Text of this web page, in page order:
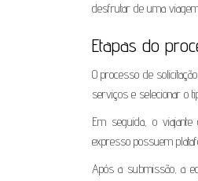
desfrutar de uma
Etapas do
O processo de
serviços e selecionar o
Em seguida, o
expresso possuem
Após a submissão, a